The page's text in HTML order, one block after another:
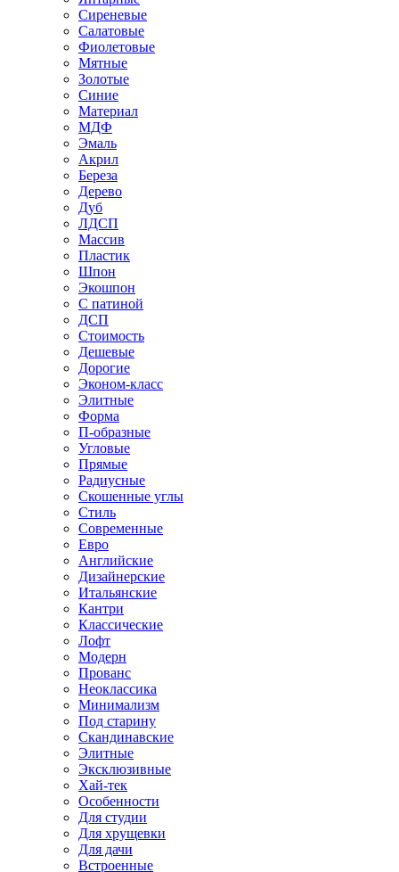
Сиреневые
Салатовые
Фиолетовые
Мятные
Золотые
Синие
Материал
МДФ
Эмаль
Акрил
Береза
Дерево
Дуб
ЛДСП
Массив
Пластик
Шпон
Экошпон
С патиной
ДСП
Стоимость
Дешевые
Дорогие
Эконом-класс
Элитные
Форма
П-образные
Угловые
Прямые
Радиусные
Скошенные углы
Стиль
Современные
Евро
Английские
Дизайнерские
Итальянские
Кантри
Классические
Лофт
Модерн
Прованс
Неоклассика
Минимализм
Под старину
Скандинавские
Элитные
Эксклюзивные
Хай-тек
Особенности
Для студии
Для хрущевки
Для дачи
Встроенные